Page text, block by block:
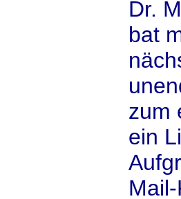
Dr.
bat
zum
ein